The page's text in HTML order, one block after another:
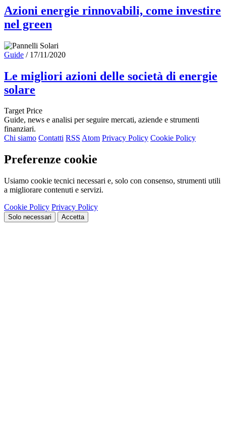
Azioni energie rinnovabili, come investire
nel green
Guide / 17/11/2020
Le migliori azioni delle società di energie
solare
Target Price
Guide, news e analisi per seguire mercati, aziende e strumenti
finanziari.
Chi siamo Contatti RSS Atom Privacy Policy Cookie Policy
Preferenze cookie
Usiamo cookie tecnici necessari e, solo con consenso, strumenti utili
a migliorare contenuti e servizi.
Cookie Policy Privacy Policy
Solo necessari Accetta